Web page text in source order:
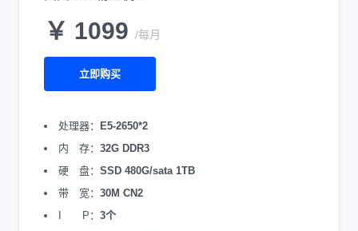
￥ 1099 /每月
立即购买
处理器：
E5-2650*2
内 存： 32G DDR3
硬 盘： SSD 480G/sata 1TB
带 宽： 30M CN2
I P： 3个